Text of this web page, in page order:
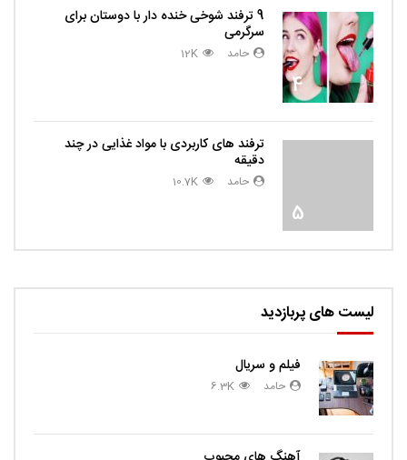
4
9 ترفند شوخی خنده دار با دوستان برای
سرگرمی
حامد 12K
5
ترفند های کاربردی با مواد غذایی در چند
دقیقه
حامد 10.7K
لیست های پربازدید
فیلم و سریال
حامد 6.3K